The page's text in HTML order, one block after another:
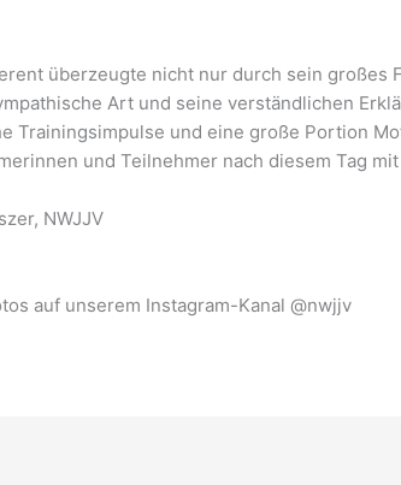
überzeugte nicht nur durch sein großes
Art und seine verständlichen
Trainingsimpulse und eine große Portion
und Teilnehmer nach diesem Tag
NWJJV
auf unserem Instagram-Kanal @nwjjv